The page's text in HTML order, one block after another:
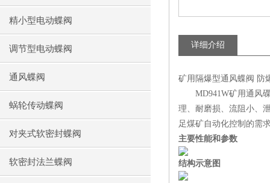
精小型电动蝶阀
调节型电动蝶阀
通风蝶阀
蜗轮传动蝶阀
对夹式软密封蝶阀
软密封法兰蝶阀
详细介绍
矿用隔爆型通风蝶阀 防
MD941W矿用通风碟
理、耐磨损、流阻小、
足煤矿自动化控制的需
主要性能和参数
结构示意图